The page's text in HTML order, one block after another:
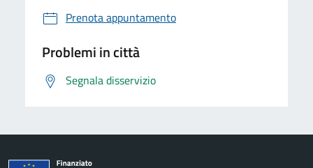
Prenota appuntamento
Problemi in città
Segnala disservizio